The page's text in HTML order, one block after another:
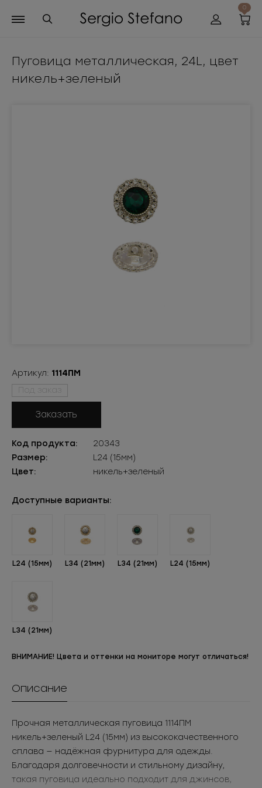
0
Пуговица металлическая, 24L, цвет
никель+зеленый
Артикул: 1114ПМ
Под заказ
Заказать
Код продукта:
20343
Размер:
L24 (15мм)
Цвет:
никель+зеленый
Доступные варианты:
L24 (15мм) L34 (21мм) L34 (21мм) L24 (15мм)
L34 (21мм)
ВНИМАНИЕ! Цвета и оттенки на мониторе могут отличаться!
Описание
Прочная металлическая пуговица 1114ПМ
никель+зеленый L24 (15мм) из высококачественного
сплава — надёжная фурнитура для одежды.
Благодаря долговечности и стильному дизайну,
такая пуговица идеально подходит для джинсов,